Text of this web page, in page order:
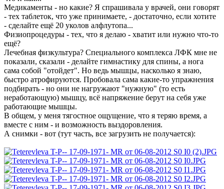
Медикаменты - но какие? Я спрашивала у врачей, они говорят
- тех таблеток, что уже принимаете, - достаточно, если хотите
- сделайте ещё 20 уколов алфлутопа...
Физиопроцедуры - тех, что я делаю - хватит или нужно что-то
ещё?
Лечебная физкультура? Специального комплекса ЛФК мне не
показали, сказали - делайте гимнастику для спины, а нога
сама собой "отойдет". Но ведь мышцы, насколько я знаю,
быстро атрофируются. Пробовала сама какие-то упражнения
подбирать - но они не нагружают "нужную" (то есть
неработающую) мышцу, всё напряжение берут на себя уже
работающие мышцы.
В общем, у меня тягостное ощущение, что я теряю время, а
вместе с ним - и возможность выздоровления.
А снимки - вот (тут часть, все загрузить не получается):